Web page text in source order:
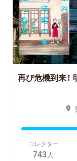
再び危機到来！
コレクター
743人